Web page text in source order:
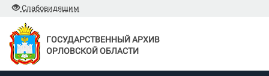
Слабовидящим
ГОСУДАРСТВЕННЫЙ АРХИВ
ОРЛОВСКОЙ ОБЛАСТИ